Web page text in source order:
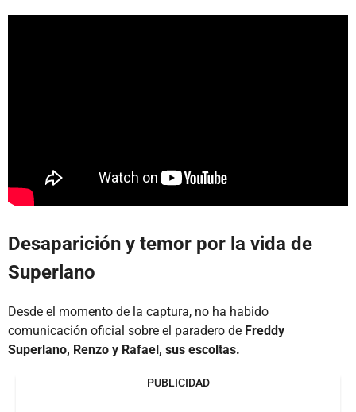
Desaparición y temor por la vida de
Superlano
Desde el momento de la captura, no ha habido
comunicación oficial sobre el paradero de Freddy
Superlano, Renzo y Rafael, sus escoltas.
PUBLICIDAD